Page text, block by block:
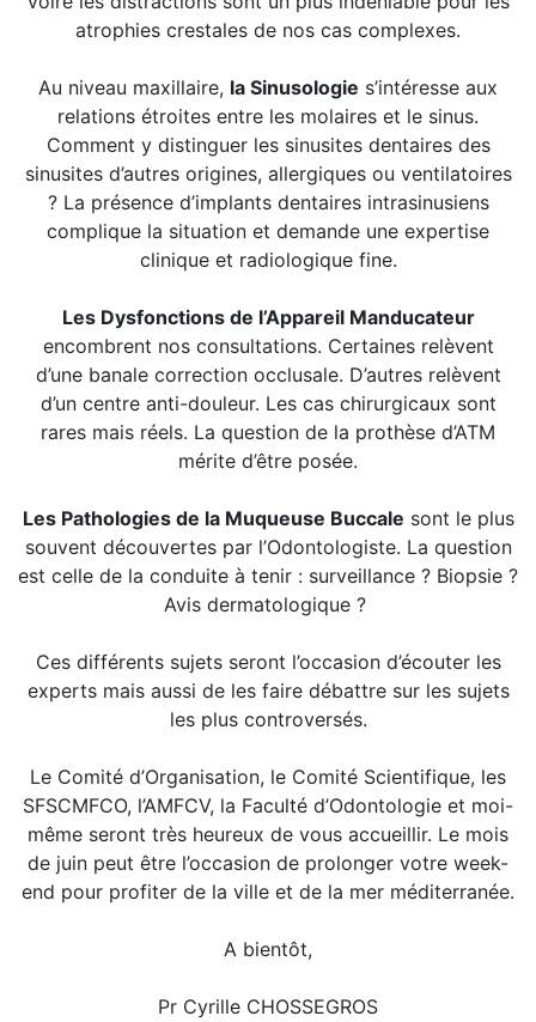
atrophies crestales de nos cas complexes.
Au niveau maxillaire, la Sinusologie s’intéresse aux
relations étroites entre les molaires et le sinus.
Comment y distinguer les sinusites dentaires des
sinusites d’autres origines, allergiques ou ventilatoires
? La présence d’implants dentaires intrasinusiens
complique la situation et demande une expertise
clinique et radiologique fine.
Les Dysfonctions de l’Appareil Manducateur
encombrent nos consultations. Certaines relèvent
d’une banale correction occlusale. D’autres relèvent
d’un centre anti-douleur. Les cas chirurgicaux sont
rares mais réels. La question de la prothèse d’ATM
mérite d’être posée.
Les Pathologies de la Muqueuse Buccale sont le plus
souvent découvertes par l’Odontologiste. La question
est celle de la conduite à tenir : surveillance ? Biopsie ?
Avis dermatologique ?
Ces différents sujets seront l’occasion d’écouter les
experts mais aussi de les faire débattre sur les sujets
les plus controversés.
Le Comité d’Organisation, le Comité Scientifique, les
SFSCMFCO, l’AMFCV, la Faculté d’Odontologie et moi-
même seront très heureux de vous accueillir. Le mois
de juin peut être l’occasion de prolonger votre week-
end pour profiter de la ville et de la mer méditerranée.
A bientôt,
Pr Cyrille CHOSSEGROS